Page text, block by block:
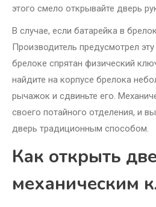
этого смело открывайте дверь
В случае, если батарейка в
Производитель предусмотрел
брелоке спрятан физический
найдите на корпусе брелока
рычажок и сдвиньте его.
своего потайного отделения, и
дверь традиционным способом.
Как открыть
механическим